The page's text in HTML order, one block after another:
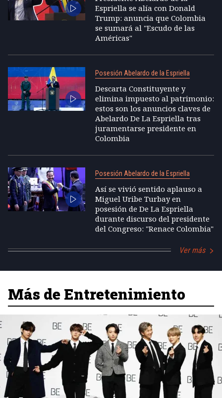
Espriella se alía con Donald
Trump: anuncia que Colombia
se sumará al "Escudo de las
Américas"
Posesión Abelardo de la Espriella
Descarta Constituyente y
elimina impuesto al patrimonio:
estos son los anuncios claves de
Abelardo De La Espriella tras
juramentarse presidente en
Colombia
Posesión Abelardo de la Espriella
Así se vivió sentido aplauso a
Miguel Uribe Turbay en
posesión de De La Espriella
durante discurso del presidente
del Congreso: "Renace Colombia"
Ver más
Más de Entretenimiento